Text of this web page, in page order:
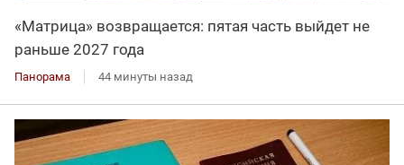
«Матрица» возвращается: пятая часть выйдет не
раньше 2027 года
Панорама 44 минуты назад